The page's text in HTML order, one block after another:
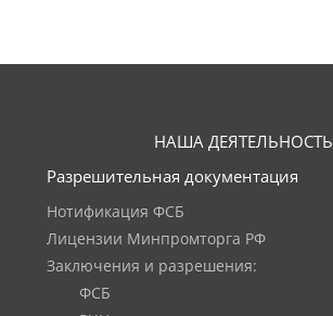
НАША ДЕЯТЕЛЬНОСТЬ
Разрешительная документация
Нотификация ФСБ
Лицензии Минпромторга РФ
Заключения и разрешения:
ФСБ